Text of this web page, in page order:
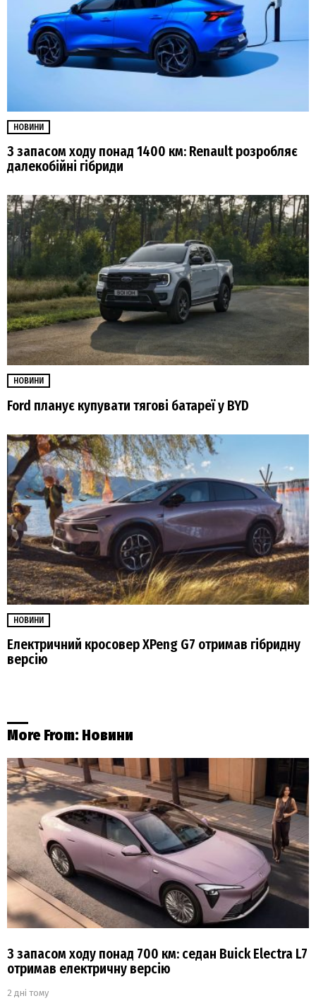
НОВИНИ
З запасом ходу понад 1400 км: Renault розробляє
далекобійні гібриди
НОВИНИ
Ford планує купувати тягові батареї у BYD
НОВИНИ
Електричний кросовер XPeng G7 отримав гібридну
версію
More From: Новини
З запасом ходу понад 700 км: седан Buick Electra L7
отримав електричну версію
2 дні тому